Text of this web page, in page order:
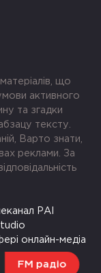
FM радіо
що
активного
та згадки
тексту.
Варто знати,
реклами. За
РАІ
онлайн-медіа